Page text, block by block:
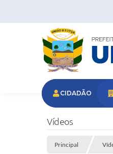
CIDADÃO
Vídeos
Principal